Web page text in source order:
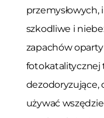
szkodliwe i
zapachów
fotokatalitycznej
dezodoryzujące,
używać